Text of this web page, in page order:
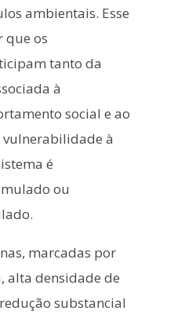
ambientais. Esse
que os
tanto da
à
social e ao
à
é
ou
marcadas por
alta densidade de
substancial